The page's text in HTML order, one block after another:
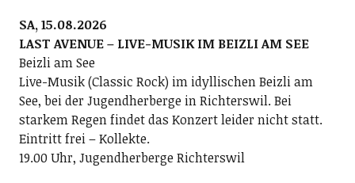
SA, 15.08.2026
LAST AVENUE – LIVE-MUSIK IM BEIZLI AM SEE
Beizli am See
Live-Musik (Classic Rock) im idyllischen Beizli am
See, bei der Jugendherberge in Richterswil. Bei
starkem Regen findet das Konzert leider nicht statt.
Eintritt frei – Kollekte.
19.00 Uhr, Jugendherberge Richterswil